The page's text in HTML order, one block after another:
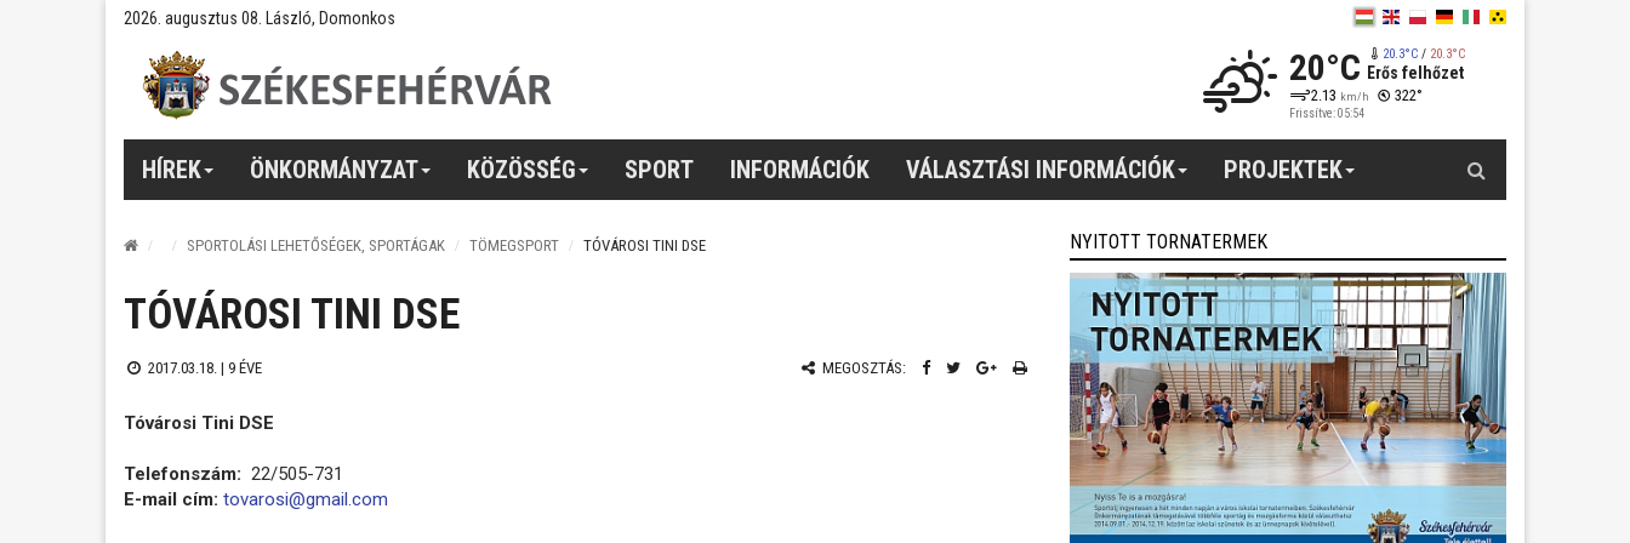
2026. augusztus 08. László, Domonkos
20°C 20.3°C/ 20.3°C
Erős felhőzet
2.13 km/h 322°
Frissítve: 05:54
HÍREK ÖNKORMÁNYZAT KÖZÖSSÉG SPORT INFORMÁCIÓK VÁLASZTÁSI INFORMÁCIÓK PROJEKTEK
SPORTOLÁSI LEHETŐSÉGEK, SPORTÁGAK TÖMEGSPORT TÓVÁROSI TINI DSE
TÓVÁROSI TINI DSE
2017.03.18. | 9 ÉVE MEGOSZTÁS:
Tóvárosi Tini DSE
Telefonszám: 22/505-731
E-mail cím: tovarosi@gmail.com
NYITOTT TORNATERMEK